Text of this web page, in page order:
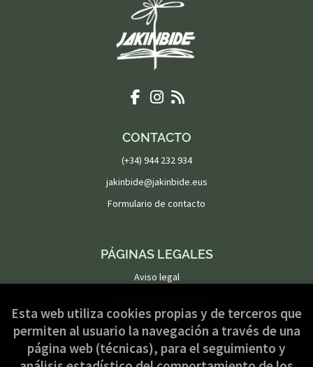
CONTACTO
(+34) 944 232 934
jakinbide@jakinbide.eus
Formulario de contacto
PÁGINAS LEGALES
Aviso legal
Política de privacidad
Política de Cookies
Esta web utiliza cookies propias y de terceros que
permiten al usuario la navegación a través de una
página web (técnicas), para el seguimiento y